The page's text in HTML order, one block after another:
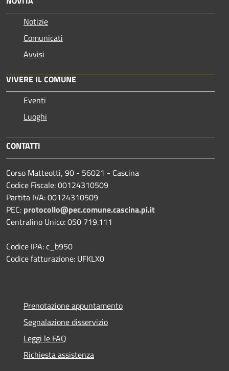
Notizie
Comunicati
Avvisi
VIVERE IL COMUNE
Eventi
Luoghi
CONTATTI
Corso Matteotti, 90 - 56021 - Cascina
Codice Fiscale: 00124310509
Partita IVA: 00124310509
PEC: protocollo@pec.comune.cascina.pi.it
Centralino Unico: 050 719.111
Codice IPA: c_b950
Codice fatturazione: UFKLX0
Prenotazione appuntamento
Segnalazione disservizio
Leggi le FAQ
Richiesta assistenza